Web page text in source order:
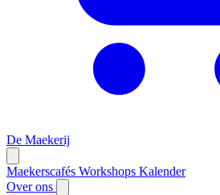
De Maekerij
Maekerscafés Workshops Kalender
Over ons